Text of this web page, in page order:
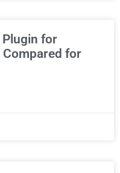
Plugin for
Compared for